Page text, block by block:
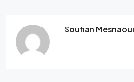
Soufian Mesnaoui